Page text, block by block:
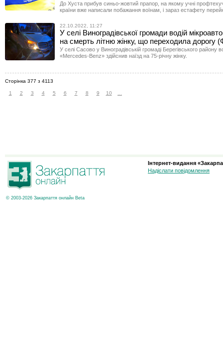
До Хуста прибув синьо-жовтий прапор, на якому учні
країни вже написали побажання воїнам, і зараз естафету
22.10.2022, 11:27
У селі Виноградівської громади водій
на смерть літню жінку, що переходила дорогу
У селі Сасово у Виноградівській громаді Берегівського району
«Mercedes-Benz» здійснив наїзд на 75-річну жінку.
Сторінка 377 з 4113
1 2 3 4 5 6 7 8 9 10
© 2003-2026 Закарпаття онлайн Beta
Інтернет-видання
Надіслати повідомлення